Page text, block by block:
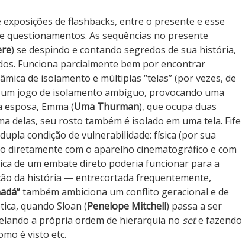
de flashbacks, entre o presente e esse
questionamentos. As sequências no presente
) se despindo e contando segredos de sua história,
Funciona parcialmente bem por encontrar
de isolamento e múltiplas “telas” (por vezes, de
jogo de isolamento ambíguo, provocando uma
esposa, Emma (Uma Thurman), que ocupa duas
delas, seu rosto também é isolado em uma tela. Fife
condição de vulnerabilidade: física (por sua
diretamente com o aparelho cinematográfico e com
de um embate direto poderia funcionar para a
da história — entrecortada frequentemente,
também ambiciona um conflito geracional e de
quando Sloan (Penelope Mitchell) passa a ser
a própria ordem de hierarquia no sete fazendo
é visto etc.